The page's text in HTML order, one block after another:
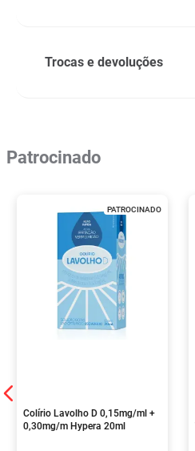
Trocas e devoluções
Patrocinado
PATROCINADO
Colírio Lavolho D 0,15mg/ml +
0,30mg/m Hypera 20ml